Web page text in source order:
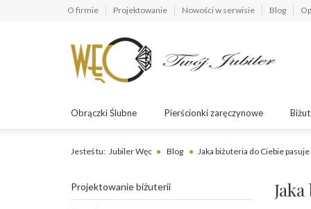
O firmie Projektowanie Nowości w serwisie Blog
Obrączki Ślubne Pierścionki zaręczynowe
Jesteś tu: Jubiler Węc Blog Jaka biżuteria do Ciebie
Projektowanie biżuterii